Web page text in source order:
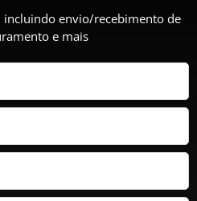
envio/recebimento de
e mais